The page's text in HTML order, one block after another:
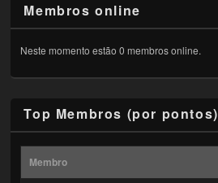
Membros online
Neste momento estão 0 membros online.
Top Membros (por pontos)
Membro